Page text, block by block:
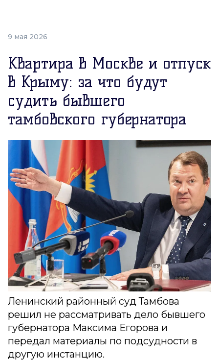
9 мая 2026
Квартира в Москве и отпуск
в Крыму: за что будут
судить бывшего
тамбовского губернатора
Ленинский районный суд Тамбова
решил не рассматривать дело бывшего
губернатора Максима Егорова и
передал материалы по подсудности в
другую инстанцию.